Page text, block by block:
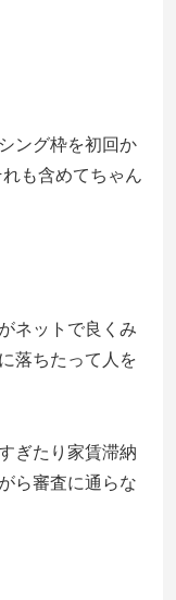
ング枠を初回か
も含めてちゃん
ネットで良くみ
落ちたって人を
ぎたり家賃滞納
ら審査に通らな